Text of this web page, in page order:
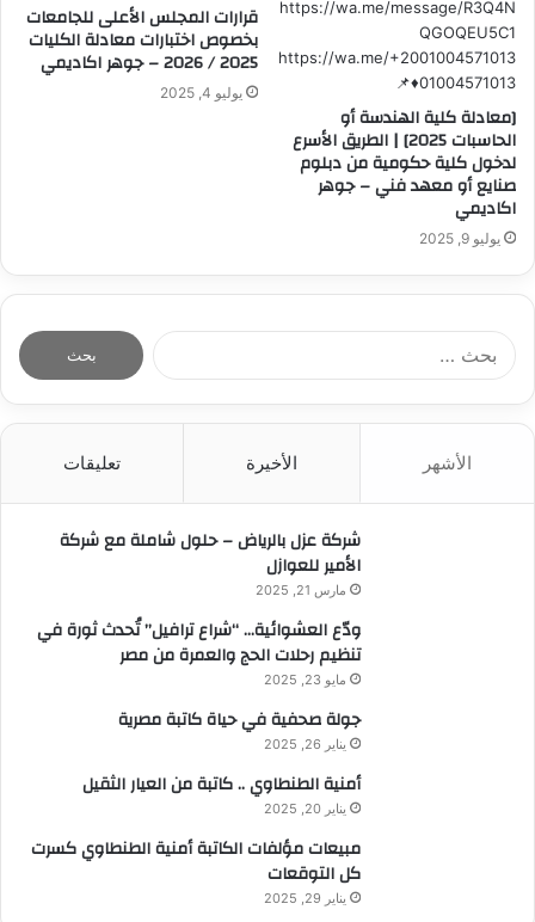
[معادلة كلية الهندسة أو
الحاسبات 2025] | الطريق الأسرع
لدخول كلية حكومية من دبلوم
صنايع أو معهد فني – جوهر
اكاديمي
يوليو 9, 2025
قرارات المجلس الأعلى للجامعات
بخصوص اختبارات معادلة الكليات
2025 / 2026 – جوهر اكاديمي
يوليو 4, 2025
الأشهر الأخيرة تعليقات
شركة عزل بالرياض – حلول شاملة مع شركة
الأمير للعوازل
مارس 21, 2025
ودّع العشوائية… “شراع ترافيل” تُحدث ثورة في
تنظيم رحلات الحج والعمرة من مصر
مايو 23, 2025
جولة صحفية في حياة كاتبة مصرية
يناير 26, 2025
أمنية الطنطاوي .. كاتبة من العيار الثقيل
يناير 20, 2025
مبيعات مؤلفات الكاتبة أمنية الطنطاوي كسرت
كل التوقعات
يناير 29, 2025